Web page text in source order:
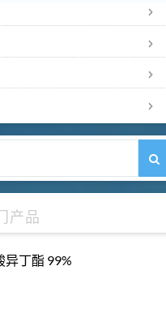
产品
异丁酯 99%